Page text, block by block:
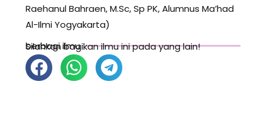
Raehanul Bahraen, M.Sc, Sp PK, Alumnus Ma’had
Al-Ilmi Yogyakarta)
berbagi ilmu
Silahkan bagikan ilmu ini pada yang lain!